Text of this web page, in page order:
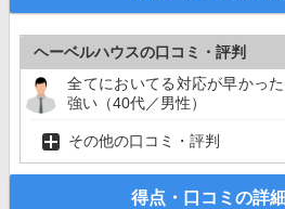
ヘーベルハウスの口コミ・評判
全てにおいてる対応が早かっ
強い（40代／男性）
その他の口コミ・評判
得点・口コミの詳